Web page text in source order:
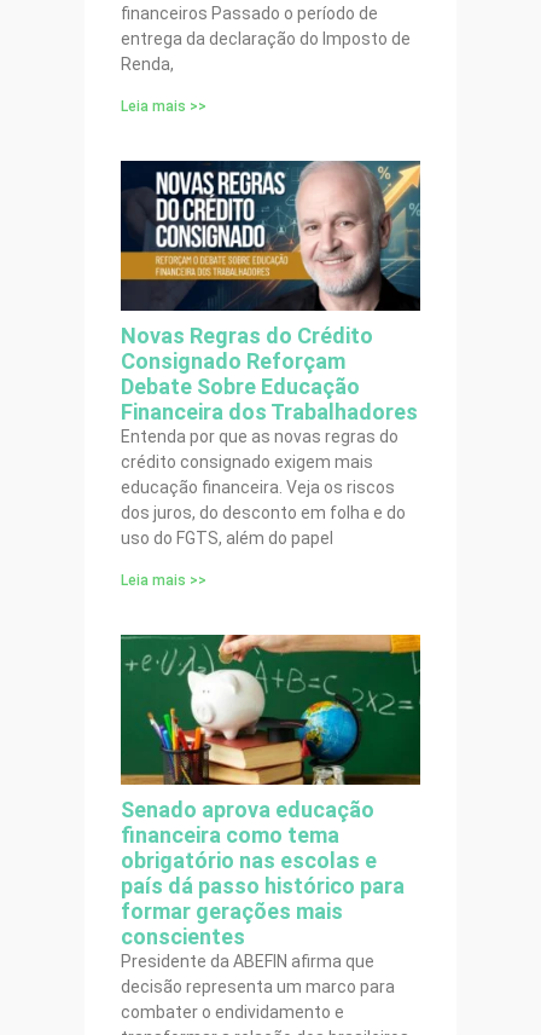
financeiros Passado o período de
entrega da declaração do Imposto de
Renda,
Leia mais >>
Novas Regras do Crédito
Consignado Reforçam
Debate Sobre Educação
Financeira dos Trabalhadores
Entenda por que as novas regras do
crédito consignado exigem mais
educação financeira. Veja os riscos
dos juros, do desconto em folha e do
uso do FGTS, além do papel
Leia mais >>
Senado aprova educação
financeira como tema
obrigatório nas escolas e
país dá passo histórico para
formar gerações mais
conscientes
Presidente da ABEFIN afirma que
decisão representa um marco para
combater o endividamento e